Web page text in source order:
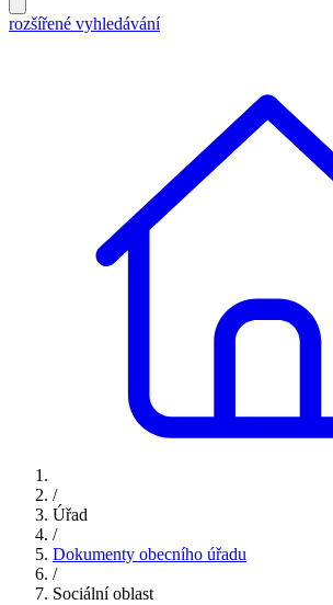
rozšířené vyhledávání
/
Úřad
/
Dokumenty obecního úřadu
/
Sociální oblast